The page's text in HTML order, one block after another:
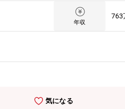
構築・管理※ 担当業務は個人の特性
KBCオーガスタゴルフトー
ンの魅力】■イベントをはじめとす
や経験を存分に発揮することができ
すところまでクオリティーや効果を
門と連携しながら業務に取り組むこ
ニアといったクリエイター職のメ
ー、エディター、フロントエンドエ
年収
763
気になる